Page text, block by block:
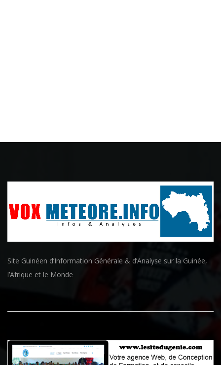
Site Guinéen d’Information Générale & d’Analyse sur la Guinée,
l’Afrique et le Monde